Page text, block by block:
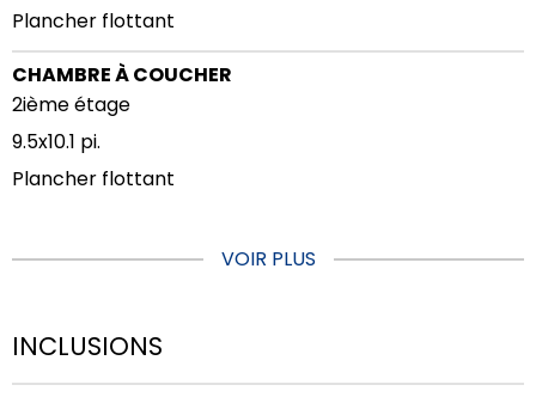
Plancher flottant
CHAMBRE À COUCHER
2ième étage
9.5x10.1 pi.
Plancher flottant
VOIR PLUS
INCLUSIONS